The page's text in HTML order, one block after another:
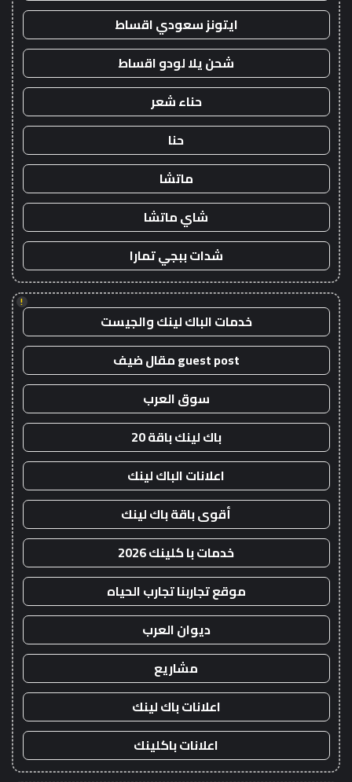
ايتونز سعودي اقساط
شحن يلا لودو اقساط
حناء شعر
حنا
ماتشا
شاي ماتشا
شدات ببجي تمارا
!
خدمات الباك لينك والجيست
guest post مقال ضيف
سوق العرب
باك لينك باقة 20
اعلانات الباك لينك
أقوى باقة باك لينك
خدمات با كلينك 2026
موقع تجاربنا تجارب الحياه
ديوان العرب
مشاريع
اعلانات باك لينك
اعلانات باكلينك